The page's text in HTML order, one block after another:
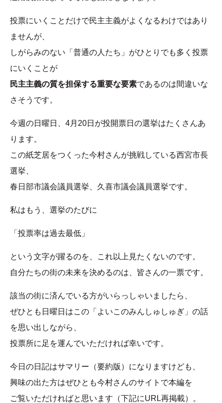
投票にいくことだけで民主主義がよくなるわけではあり
ませんが、
しがらみのない「普通の人たち」がひとりでも多く投票
にいくことが
民主主義の質を担保する重要な要素であるのは間違いな
さそうです。
今週の日曜日、4月20日が投開票日の選挙はたくさんあ
ります。
この紙芝居をつくった今村さんが挑戦している西宮市長
選挙、
春日部市議会議員選挙、久喜市議会議員選挙です。
私はもう、選挙のたびに
「投票率は過去最低」
という文字が躍るのを、これ以上見たくないのです。
自分たちの街の未来を決めるのは、皆さんの一票です。
該当の街に済んでいる方がいらっしゃいましたら、
ぜひとも日曜日はこの「よいこのみんしゅしゅぎ」の話
を思い出しながら、
投票所に足を運んでいただければ幸いです。
今日の日記はサマリー（要約版）になりますけども、
興味の出た方はぜひとも今村さんのサイトで本編を
ご覧いただければと思います（下記にURL再掲載）。